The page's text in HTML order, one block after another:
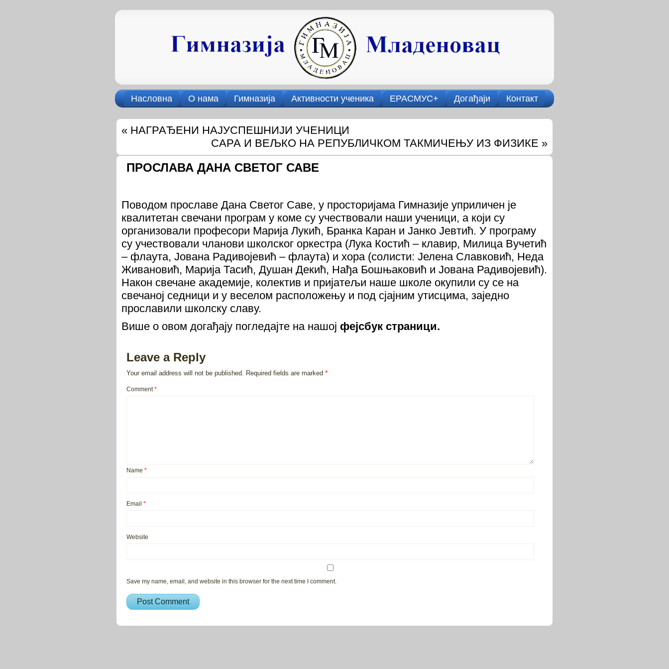
Насловна О нама Гимназија Активности ученика ЕРАСМУС+ Догађаји Контакт
« НАГРАЂЕНИ НАЈУСПЕШНИЈИ УЧЕНИЦИ
САРА И ВЕЉКО НА РЕПУБЛИЧКОМ ТАКМИЧЕЊУ ИЗ ФИЗИКЕ »
ПРОСЛАВА ДАНА СВЕТОГ САВЕ
Поводом прославе Дана Светог Саве, у просторијама Гимназије уприличен је
квалитетан свечани програм у коме су учествовали наши ученици, а који су
организовали професори Марија Лукић, Бранка Каран и Јанко Јевтић. У програму
су учествовали чланови школског оркестра (Лука Костић – клавир, Милица Вучетић
– флаута, Јована Радивојевић – флаута) и хора (солисти: Јелена Славковић, Неда
Живановић, Марија Тасић, Душан Декић, Нађа Бошњаковић и Јована Радивојевић).
Након свечане академије, колектив и пријатељи наше школе окупили су се на
свечаној седници и у веселом расположењу и под сјајним утисцима, заједно
прославили школску славу.
Више о овом догађају погледајте на нашој фејсбук страници.
Leave a Reply
Your email address will not be published. Required fields are marked *
Comment*
Name *
Email *
Website
Save my name, email, and website in this browser for the next time I comment.